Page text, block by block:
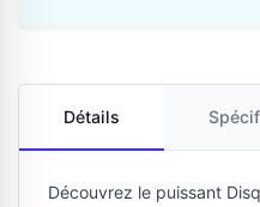
Détails
Découvrez le puissant